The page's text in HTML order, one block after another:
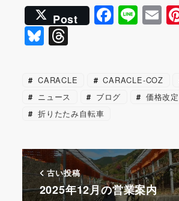
Post F
a
e
b
o
k
Li
n
E
m
l
Bl
u
e
s
k
T
e
a
d
CARACLE CARACLE-COZ
ニュース
ブログ
価格改定
折りたたみ自転車
古い投稿
2025年12月の営業案内